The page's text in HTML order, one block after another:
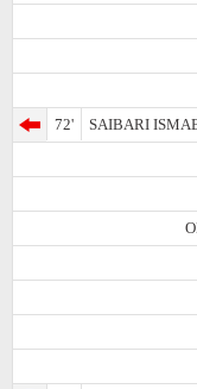
72'
SAIBARI